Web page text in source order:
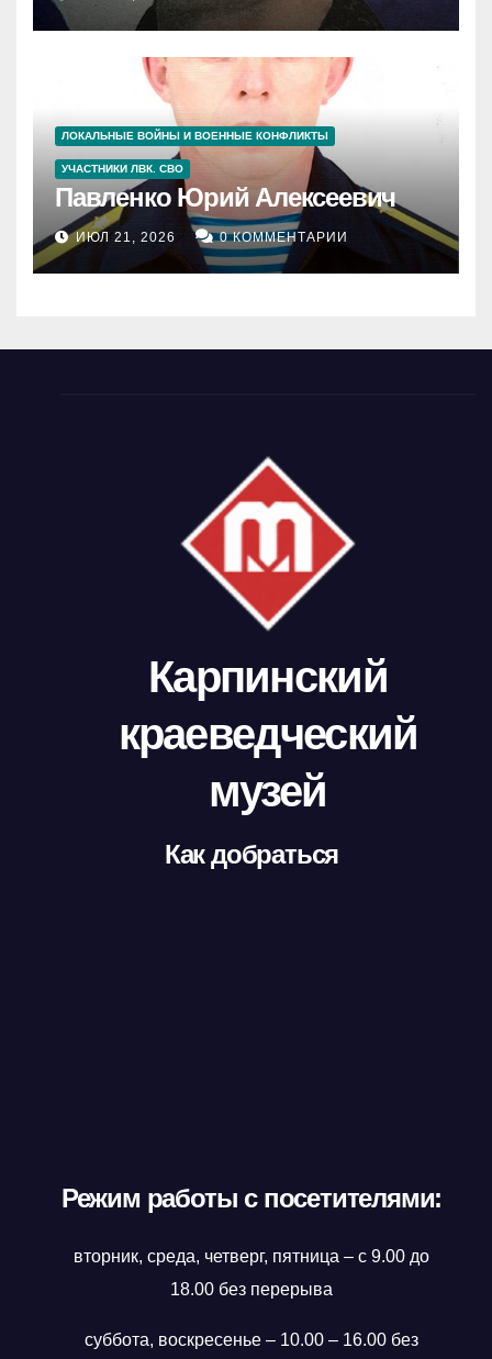
ЛОКАЛЬНЫЕ ВОЙНЫ И ВОЕННЫЕ КОНФЛИКТЫ
УЧАСТНИКИ ЛВК. СВО
Павленко Юрий Алексеевич
ИЮЛ 21, 2026 0 КОММЕНТАРИИ
Карпинский
краеведческий
музей
Как добраться
Режим работы с посетителями:
вторник, среда, четверг, пятница – с 9.00 до
18.00 без перерыва
суббота, воскресенье – 10.00 – 16.00 без